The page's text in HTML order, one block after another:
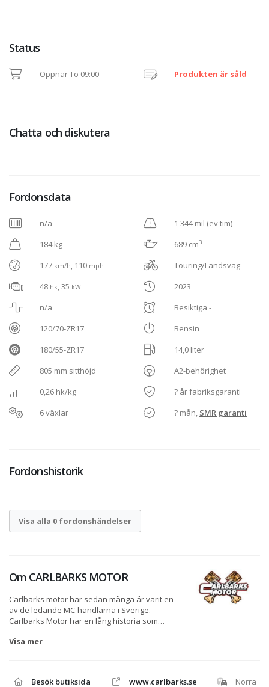
Status
Öppnar To 09:00 Produkten är såld
Chatta och diskutera
Fordonsdata
n/a
184 kg
177 km/h, 110 mph
48 hk, 35 kW
n/a
120/70-ZR17
180/55-ZR17
805 mm sitthöjd
0,26 hk/kg
6 växlar
1 344 mil (ev tim)
689 cm3
Touring/Landsväg
2023
Besiktiga -
Bensin
14,0 liter
A2-behörighet
? år fabriksgaranti
? mån, SMR garanti
Fordonshistorik
Visa alla 0 fordonshändelser
Om CARLBARKS MOTOR
Carlbarks motor har sedan många år varit en
av de ledande MC-handlarna i Sverige.
Carlbarks Motor har en lång historia som
Carlbarks Cykel i en liten lokal på Kungsvägen
lokaler ett flertal gånger under årens lopp och
Visa mer
Besök butiksida www.carlbarks.se
Norra